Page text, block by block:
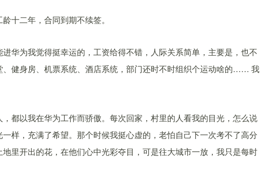
十二年，合同到期不续签。
华为我觉得挺幸运的，工资给得不错，人际关系简单，主要是，也不
、健身房、机票系统、酒店系统，部门还时不时组织个运动啥的…… 我
都以我在华为工作而骄傲。每次回家，村里的人看我的目光，怎么说
样，充满了希望。那个时候我挺心虚的，老怕自己下一次考不了高分
里开出的花，在他们心中光彩夺目，可是往大城市一放，我只是每时